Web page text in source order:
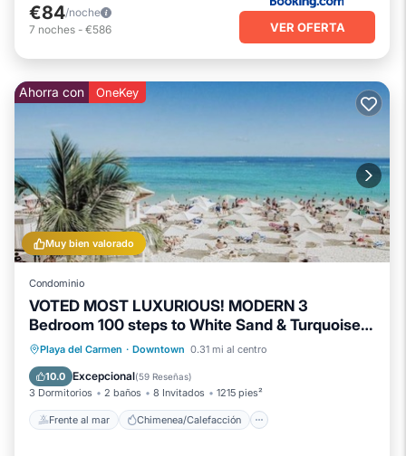
€84/noche
7 noches - €586 VER OFERTA
Muy bien valorado
Ahorra con OneKey
Condominio
VOTED MOST LUXURIOUS! MODERN 3
Bedroom 100 steps to White Sand & Turquoise
Water
Playa del Carmen · Downtown 0.31 mi al centro
10.0 Excepcional(59 Reseñas)
3 Dormitorios 2 baños 8 Invitados 1215 pies²
Frente al mar Chimenea/Calefacción
Frente al mar
Chimenea/Calefacción
Piscina
Vista al mar